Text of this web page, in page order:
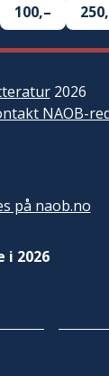
100,–
2026
NAOB-
på naob.no
i 2026